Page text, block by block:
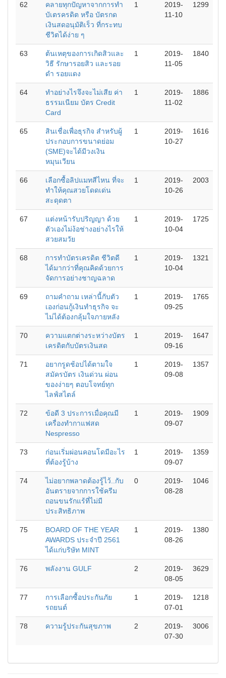
62
คลายทุกปัญหาจากการทำ
บัเตรครดิต หรือ บัตรกด
เงินสดอนุมัติเร็ว ที่กระทบ
ชีวิตได้ง่าย ๆ
1
2019-
11-10
1299
63
ต้นเหตุของการเกิดสิวและ
วิธี รักษารอยสิว และรอย
ดำ รอยแดง
1
2019-
11-05
1840
64
ทำอย่างไรจึงจะไม่เสีย ค่า
ธรรมเนียม บัตร Credit
Card
1
2019-
11-02
1886
65
สินเชื่อเพื่อธุรกิจ สำหรับผู้
ประกอบการขนาดย่อม
(SME)จะได้มีวงเงิน
หมุนเวียน
1
2019-
10-27
1616
66
เลือกซื้อลิปแมทสีไหน ที่จะ
ทำให้คุณสวยโดดเด่น
สะดุดตา
1
2019-
10-26
2003
67
แต่งหน้ารับปริญญา ด้วย
ตัวเองไม่ง้อช่างอย่างไรให้
สวยสมวัย
1
2019-
10-04
1725
68
การทำบัตรเครดิต ชีวิตดี
ได้มากว่าที่คุณคิดด้วยการ
จัดการอย่างชาญฉลาด
1
2019-
10-04
1321
69
ถามคำถาม เหล่านี้กับตัว
เองก่อนกู้เงินทำธุรกิจ จะ
ไม่ได้ต้องกลุ้มใจภายหลัง
1
2019-
09-25
1765
70
ความแตกต่างระหว่างบัตร
เครดิตกับบัตรเงินสด
1
2019-
09-16
1647
71
อยากรูดช้อปได้ตามใจ
สมัครบัตร เงินด่วน ผ่อน
ของง่ายๆ ตอบโจทย์ทุก
ไลฟ์สไตล์
1
2019-
09-08
1357
72
ข้อดี 3 ประการเมื่อคุณมี
เครื่องทำกาแฟสด
Nespresso
1
2019-
09-07
1909
73
ก่อนเริ่มผ่อนคอนโดมีอะไร
ที่ต้องรู้บ้าง
1
2019-
09-07
1359
74
ไม่อยากพลาดต้องรู้ไว้..กับ
อันตรายจากการใช้ครีม
ถอนขนรักแร้ที่ไม่มี
ประสิทธิภาพ
0
2019-
08-28
1046
75
BOARD OF THE YEAR
AWARDS ประจำปี 2561
ได้แก่บริษัท MINT
1
2019-
08-26
1380
76 พลังงาน GULF 2
2019-
08-05
3629
77
การเลือกซื้อประกันภัย
รถยนต์
1
2019-
07-01
1218
78 ความรู้ประกันสุขภาพ 2
2019-
07-30
3006